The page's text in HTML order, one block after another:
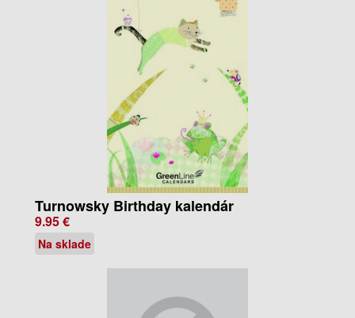
Turnowsky Birthday kalendár
9.95 €
Na sklade